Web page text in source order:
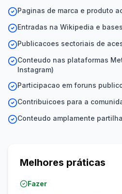
Paginas de marca e produto
Entradas na Wikipedia e
Publicacoes sectoriais de
Conteudo nas plataformas
Instagram)
Participacao em foruns
Contribuicoes para a
Conteudo amplamente
Melhores práticas
Fazer